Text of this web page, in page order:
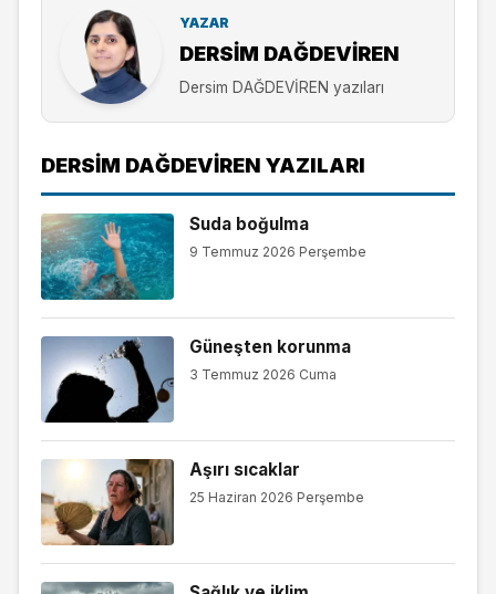
YAZAR
DERSIM DAĞDEVİREN
Dersim DAĞDEVİREN yazıları
DERSIM DAĞDEVİREN YAZILARI
Suda boğulma
9 Temmuz 2026 Perşembe
Güneşten korunma
3 Temmuz 2026 Cuma
Aşırı sıcaklar
25 Haziran 2026 Perşembe